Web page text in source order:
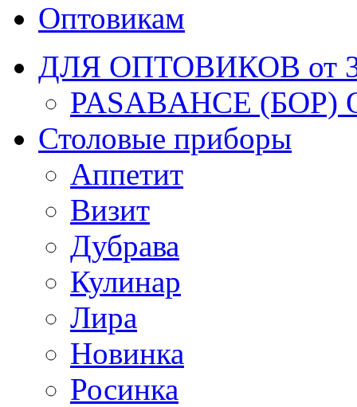
Оптовикам
ДЛЯ ОПТОВИКОВ от
PASABAHCE (БОР)
Столовые приборы
Аппетит
Визит
Дубрава
Кулинар
Лира
Новинка
Росинка